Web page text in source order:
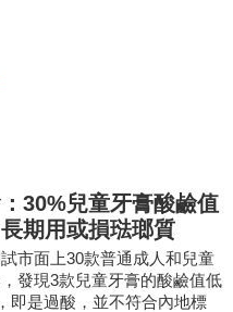
30%兒童牙膏酸鹼值
期用或損琺瑯質
市面上30款普通成人和兒童
發現3款兒童牙膏的酸鹼值低
即是過酸，並不符合內地標